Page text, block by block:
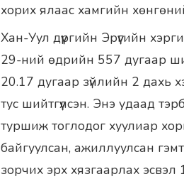
хорих ялаас хамгийн
Хан-Уул дүүргийн Эрүүгийн
29-ний өдрийн 557 дугаар
20.17 дугаар зүйлийн 2 дахь
тус шийтгүүлсэн. Энэ удаад
туршиж тоглодог хуулиар
байгуулсан, ажиллуулсан
зорчих эрх хязгаарлах